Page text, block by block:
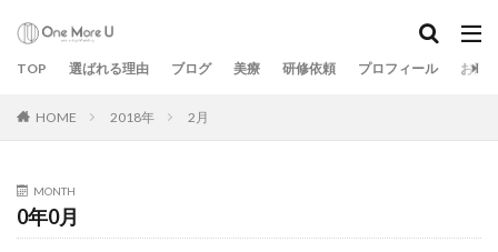
TOP 選ばれる理由 ブログ 美療 研修依頼 プロフィール お問
HOME 2018年 2月
MONTH
0年0月